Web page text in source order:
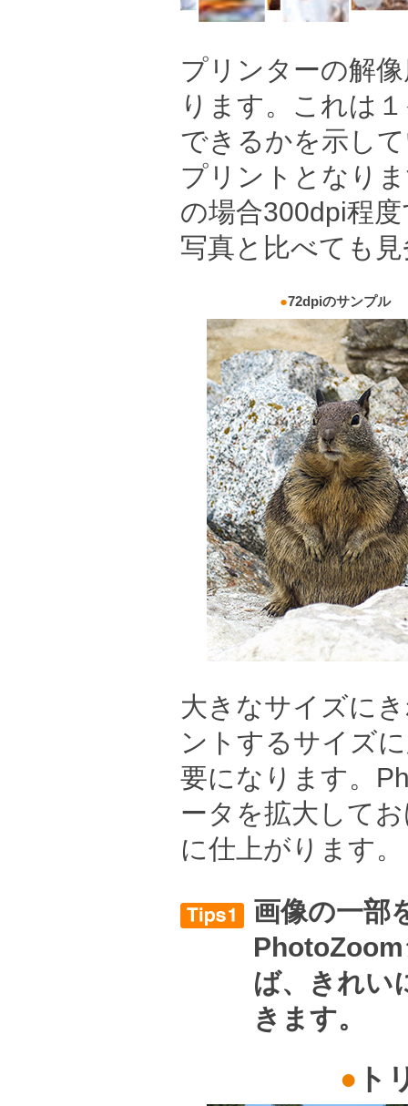
プリンターの解
ります。これは
できるかを示し
プリントとなり
の場合300dpi程
写真と比べても
●72dpiのサンプル
大きなサイズに
ントするサイズ
要になります。
ータを拡大して
に仕上がります。
画像の一部
ば、きれい
きます。
● ト